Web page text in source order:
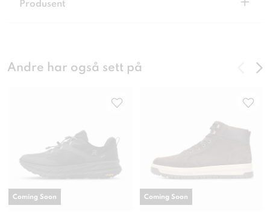
Produsent +
Andre har også sett på
Coming Soon Coming Soon